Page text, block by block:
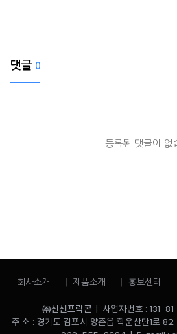
댓글 0
등록된 댓글이 없
회사소개 제품소개 홍보센터
㈜신신프락콘 | 사업자번호 : 131-
주 소 : 경기도 김포시 양촌읍 학운산단1